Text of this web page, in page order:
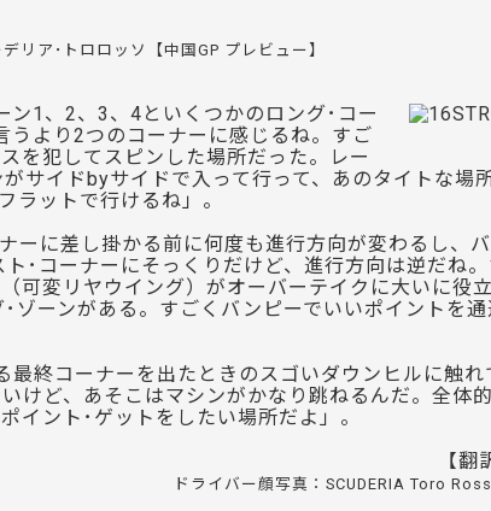
リア･トロロッソ【中国GP プレビュー】
ン1、2、3、4といくつかのロング･コー
うより2つのコーナーに感じるね。すご
を犯してスピンした場所だった。レー
サイドbyサイドで入って行って、あのタイトな場
ラットで行けるね」。
ーに差し掛かる前に何度も進行方向が変わるし、
･コーナーにそっくりだけど、進行方向は逆だね
可変リヤウイング）がオーバーテイクに大いに役
ゾーンがある。すごくバンピーでいいポイントを
最終コーナーを出たときのスゴいダウンヒルに触れ
けど、あそこはマシンがかなり跳ねるんだ。全体
イント･ゲットをしたい場所だよ」。
【翻
ドライバー顔写真：SCUDERIA Toro